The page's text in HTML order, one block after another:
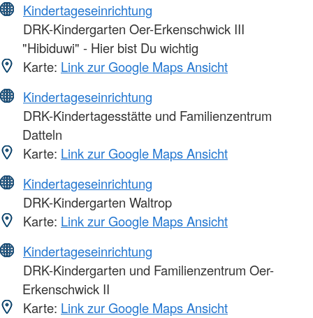
Kindertageseinrichtung
DRK-Kindergarten Oer-Erkenschwick III
"Hibiduwi" - Hier bist Du wichtig
Karte: Link zur Google Maps Ansicht
Kindertageseinrichtung
DRK-Kindertagesstätte und Familienzentrum
Datteln
Karte: Link zur Google Maps Ansicht
Kindertageseinrichtung
DRK-Kindergarten Waltrop
Karte: Link zur Google Maps Ansicht
Kindertageseinrichtung
DRK-Kindergarten und Familienzentrum Oer-
Erkenschwick II
Karte: Link zur Google Maps Ansicht